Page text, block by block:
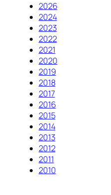
2026
2024
2023
2022
2021
2020
2019
2018
2017
2016
2015
2014
2013
2012
2011
2010